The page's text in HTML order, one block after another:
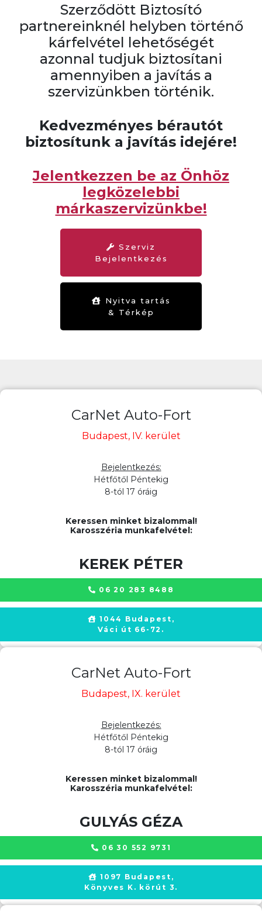
Szerződött Biztosító
partnereinknél helyben történő
kárfelvétel lehetőségét
azonnal tudjuk biztosítani
amennyiben a javítás a
szervizünkben történik.
Kedvezményes bérautót
biztosítunk a javítás idejére!
Jelentkezzen be az Önhöz
legközelebbi
márkaszervizünkbe!
Szerviz
Bejelentkezés
Nyitva tartás
& Térkép
CarNet Auto-Fort
Budapest, IV. kerület
Bejelentkezés:
Hétfőtől Péntekig
8-tól 17 óráig
Keressen minket bizalommal!
Karosszéria munkafelvétel:
KEREK PÉTER
06 20 283 8488
1044 Budapest,
Váci út 66-72.
CarNet Auto-Fort
Budapest, IX. kerület
Bejelentkezés:
Hétfőtől Péntekig
8-tól 17 óráig
Keressen minket bizalommal!
Karosszéria munkafelvétel:
GULYÁS GÉZA
06 30 552 9731
1097 Budapest,
Könyves K. körút 3.